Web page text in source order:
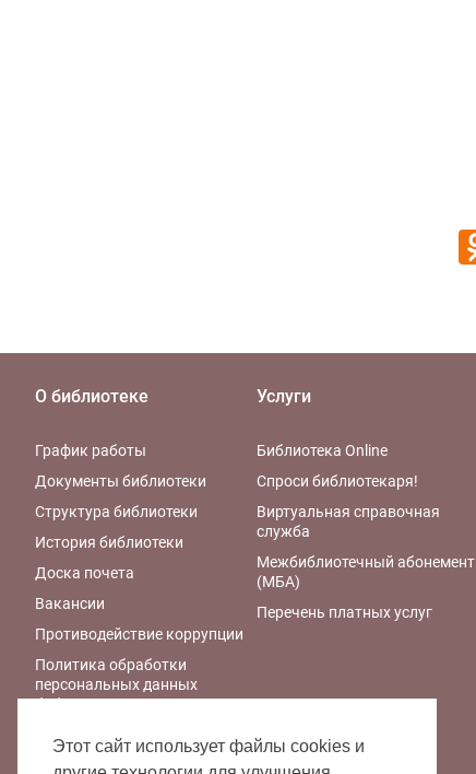
О библиотеке
График работы
Документы библиотеки
Структура библиотеки
История библиотеки
Доска почета
Вакансии
Противодействие коррупции
Политика обработки
персональных данных
библиотеки
Правила обработки
персональных данных
Услуги
Библиотека Online
Спроси библиотекаря!
Виртуальная справочная
служба
Межбиблиотечный абонемент
(МБА)
Перечень платных услуг
Этот сайт использует файлы cookies и